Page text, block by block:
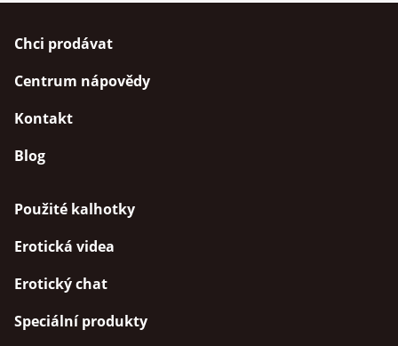
Chci prodávat
Centrum nápovědy
Kontakt
Blog
Použité kalhotky
Erotická videa
Erotický chat
Speciální produkty